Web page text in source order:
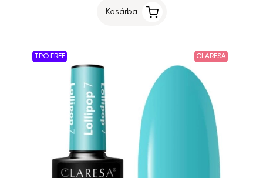
Kosárba
TPO FREE CLARESA